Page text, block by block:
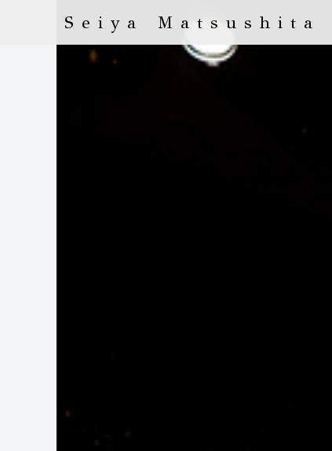
Seiya Matsushita